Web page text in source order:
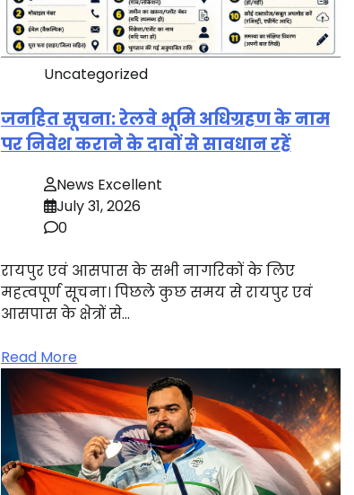
Uncategorized
जनहित सूचना: रेलवे भूमि अधिग्रहण के नाम
पर निवेश कराने के दावों से सावधान रहें
News Excellent
July 31, 2026
0
रायपुर एवं आसपास के सभी नागरिकों के लिए
महत्वपूर्ण सूचना। पिछले कुछ समय से रायपुर एवं
आसपास के क्षेत्रों से…
Read More